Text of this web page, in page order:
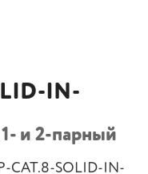
IN-
и 2-парный
CAT.8-SOLID-IN-